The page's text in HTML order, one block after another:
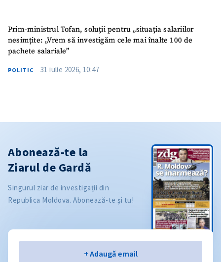
Prim-ministrul Tofan, soluții pentru „situația salariilor
nesimțite: „Vrem să investigăm cele mai înalte 100 de
pachete salariale”
POLITIC 31 iulie 2026, 10:47
Abonează-te la
Ziarul de Gardă
Singurul ziar de investigații din
Republica Moldova. Abonează-te și tu!
+ Adaugă email